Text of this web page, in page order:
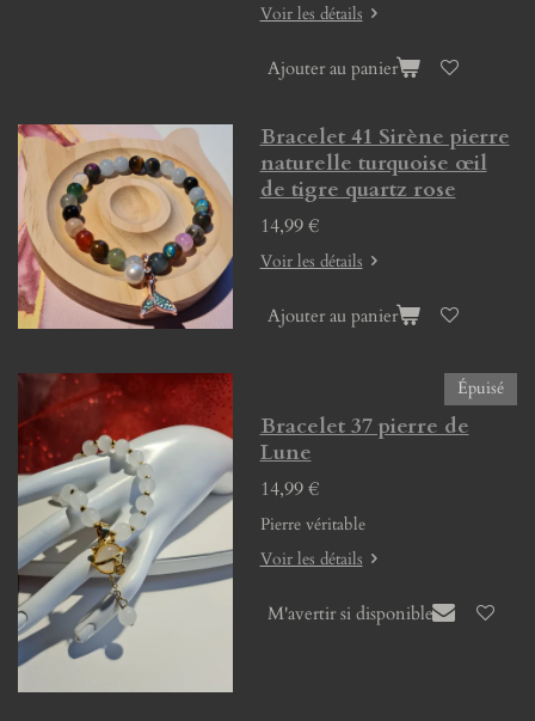
Voir les détails
Ajouter au panier
Bracelet 41 Sirène pierre
naturelle turquoise œil
de tigre quartz rose
14,99 €
Voir les détails
Ajouter au panier
Épuisé
Bracelet 37 pierre de
Lune
14,99 €
Pierre véritable
Voir les détails
M'avertir si disponible